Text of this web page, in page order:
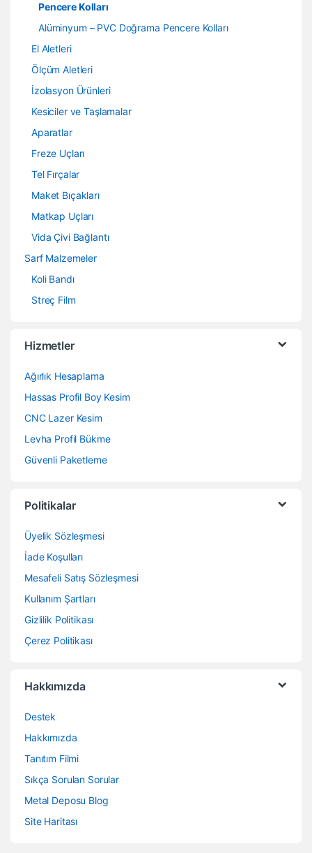
Pencere Kolları
Alüminyum – PVC Doğrama Pencere Kolları
El Aletleri
Ölçüm Aletleri
İzolasyon Ürünleri
Kesiciler ve Taşlamalar
Aparatlar
Freze Uçları
Tel Fırçalar
Maket Bıçakları
Matkap Uçları
Vida Çivi Bağlantı
Sarf Malzemeler
Koli Bandı
Streç Film
Hizmetler
Ağırlık Hesaplama
Hassas Profil Boy Kesim
CNC Lazer Kesim
Levha Profil Bükme
Güvenli Paketleme
Politikalar
Üyelik Sözleşmesi
İade Koşulları
Mesafeli Satış Sözleşmesi
Kullanım Şartları
Gizlilik Politikası
Çerez Politikası
Hakkımızda
Destek
Hakkımızda
Tanıtım Filmi
Sıkça Sorulan Sorular
Metal Deposu Blog
Site Haritası